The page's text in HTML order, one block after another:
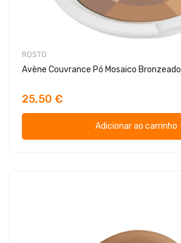
ROSTO
Avène Couvrance Pó Mosaico Bronzeado
25,50 €
Adicionar ao carrinho